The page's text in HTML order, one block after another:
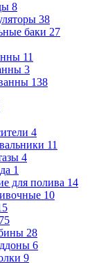
8
38
баки 27
11
3
138
4
11
4
1
для полива 14
10
75
28
6
9